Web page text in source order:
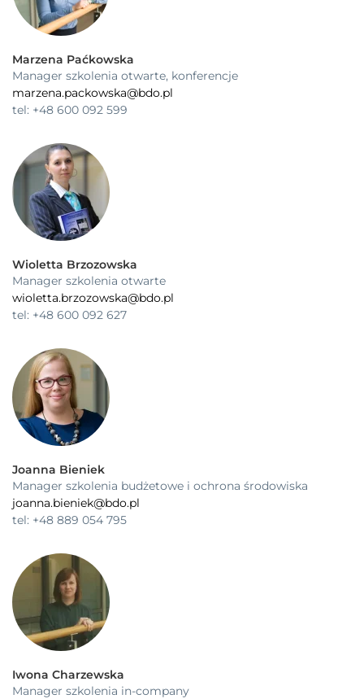
Marzena Paćkowska
Manager szkolenia otwarte, konferencje
marzena.packowska@bdo.pl
tel: +48 600 092 599
Wioletta Brzozowska
Manager szkolenia otwarte
wioletta.brzozowska@bdo.pl
tel: +48 600 092 627
Joanna Bieniek
Manager szkolenia budżetowe i ochrona środowiska
joanna.bieniek@bdo.pl
tel: +48 889 054 795
Iwona Charzewska
Manager szkolenia in-company